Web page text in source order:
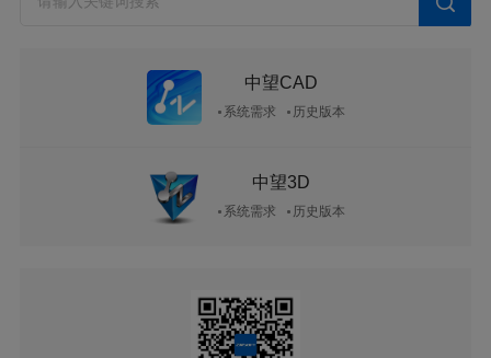
中望CAD
系统需求 历史版本
中望3D
系统需求 历史版本